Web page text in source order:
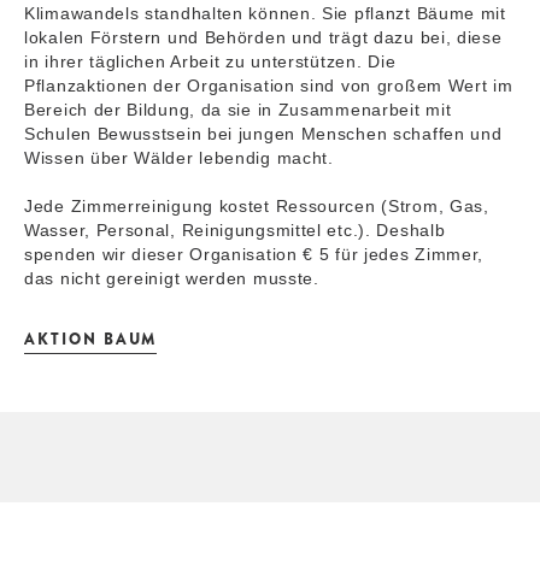
Klimawandels standhalten können. Sie pflanzt Bäume mit
lokalen Förstern und Behörden und trägt dazu bei, diese
in ihrer täglichen Arbeit zu unterstützen. Die
Pflanzaktionen der Organisation sind von großem Wert im
Bereich der Bildung, da sie in Zusammenarbeit mit
Schulen Bewusstsein bei jungen Menschen schaffen und
Wissen über Wälder lebendig macht.
Jede Zimmerreinigung kostet Ressourcen (Strom, Gas,
Wasser, Personal, Reinigungsmittel etc.). Deshalb
spenden wir dieser Organisation € 5 für jedes Zimmer,
das nicht gereinigt werden musste.
AKTION BAUM